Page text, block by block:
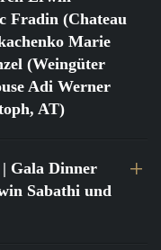
Fradin (Chateau
Marie
(Weingüter
Adi Werner
AT)
| Gala Dinner
Sabathi und